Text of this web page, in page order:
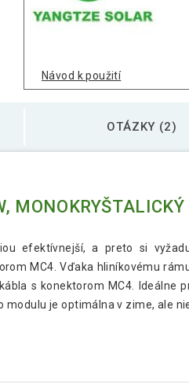
Návod k použití
OTÁZKY (2)
MONOKRYŠTALICKÝ
efektívnejší, a preto si
MC4. Vďaka hliníkovému
s konektorom MC4. Ideálne
je optimálna v zime, ale